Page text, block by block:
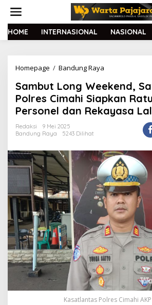
t
HOME INTERNASIONAL NASIONAL
Homepage / Bandung Raya
m
b
u
t
g
W
e
e
k
e
n
d
,
S
a
t
l
a
n
t
a
Sambut Long Weekend,
Polres Cimahi Siapkan
Personel dan Rekayasa
Redaksi
9 Mei 2025
Bandung Raya
5243 Dilihat
Kasatlantas Polres Cimahi